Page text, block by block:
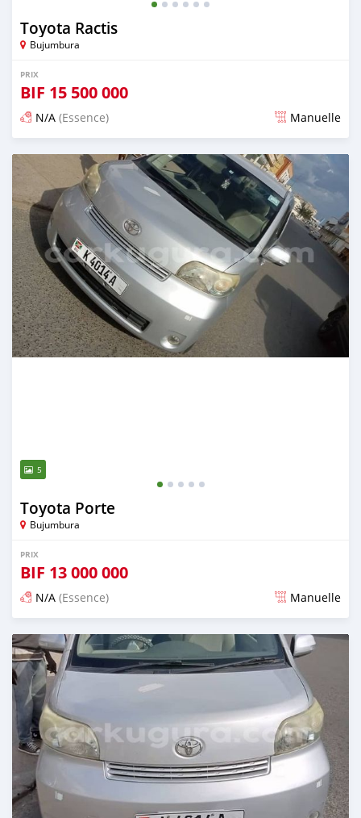
Toyota Ractis
Bujumbura
PRIX
BIF 15 500 000
N/A (Essence) Manuelle
Publié il y a environ 4 ans
5
Toyota Porte
Bujumbura
PRIX
BIF 13 000 000
N/A (Essence) Manuelle
Publié il y a environ 4 ans